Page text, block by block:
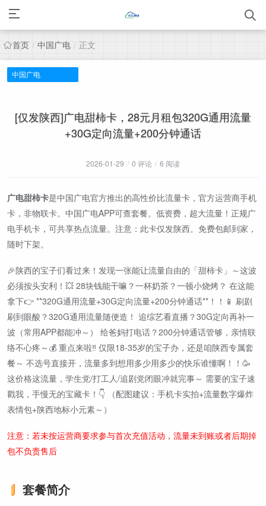
首页 / 中国广电 / 正文
中国广电
[仅发陕西]广电甜柿卡，28元月租包320G通用流量
+30G定向流量+200分钟通话
2026-01-29 / 0 评论 / 6 阅读
广电甜柿卡是中国广电官方推出的高性价比流量卡，官方运营商手机
卡，非物联卡。中国广电APP可查套餐。低资费，超大流量！正规广
电手机卡，可共享热点流量。注意：此卡仅发陕西。免费包邮到家，
随时下架。
🎉陕西的宝子们看过来！发现一张能让流量自由的「甜柿卡」～这波
必须按头安利！💥 28块钱能干嘛？一杯奶茶？一顿小烧烤？ 在这能
拿下👉 **320G通用流量+30G定向流量+200分钟通话**！！📱 刷剧
刷到眼酸？320G通用流量随便造！ 追综艺看直播？30G定向再补一
波（常用APP都能冲～） 给爸妈打电话？200分钟通话管够，亲情联
络不心疼～💰 重点来啦‼️ 仅限18-35岁的宝子办，还是咱陕西专属套
餐～ 不选号直接开，流量多到想用多少用多少的快乐谁懂啊！！🥳
这价格这流量，学生党/打工人/追剧党闭眼冲就完事～ 需要的宝子速
戳我，手慢无的宝藏卡！👇 （配图建议：手机卡实拍+流量数字爆炸
表情包+陕西地标小元素～）
注意：若未按运营商要求参与首次充值活动，流量未到账或者后期掉
包不负责售后
套餐简介